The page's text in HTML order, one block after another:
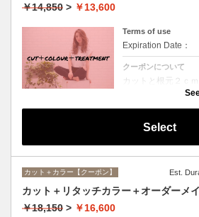
￥14,850 > ￥13,600
Terms of use
Expiration Date：
クーポンについて
カットと根元２ｃ
オススメ、スペシ
Select
カット＋カラー【クーポン】 Est.
カット＋リタッチカラー＋オーダーメ
￥18,150 > ￥16,600